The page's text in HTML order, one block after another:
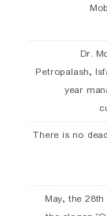
Dr.
Petropalash,
year
There is no
19 May, the